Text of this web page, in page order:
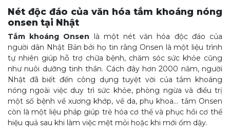
Nét độc đáo của văn hóa tắm khoáng nóng
onsen tại Nhật
Tắm khoáng Onsen là một nét văn hóa độc đáo của
người dân Nhật Bản bởi họ tin rằng Onsen là một liệu trình
tự nhiên giúp hỗ trợ chữa bệnh, chăm sóc sức khỏe cũng
như nuôi dưỡng tinh thần. Cách đây hơn 2000 năm, người
Nhật đã biết đến công dụng tuyệt vời của tắm khoáng
nóng ngoài việc duy trì sức khỏe, phòng ngừa và điều trị
một số bệnh về xương khớp, về da, phụ khoa… tắm Onsen
còn là một liệu pháp giúp trẻ hóa cơ thể và phục hồi cơ thể
hiệu quả sau khi làm việc mệt mỏi hoặc khi mới ốm dậy.